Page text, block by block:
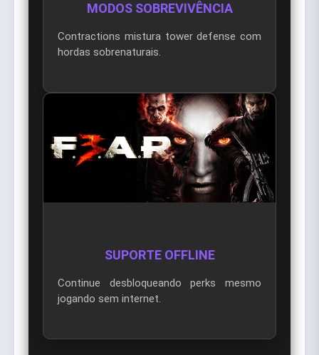
MODOS SOBREVIVÊNCIA
Contractions mistura tower defense com
hordas sobrenaturais.
SUPORTE OFFLINE
Continue desbloqueando perks mesmo
jogando sem internet.